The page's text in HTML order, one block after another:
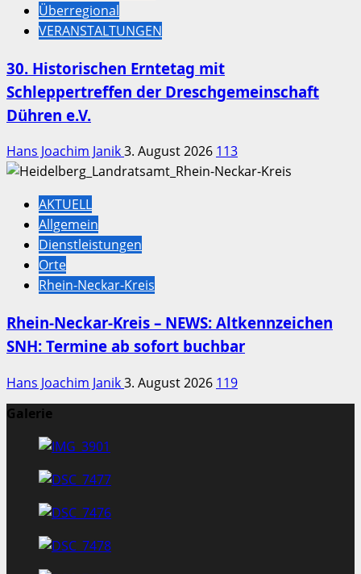
Überregional
VERANSTALTUNGEN
30. Historischen Erntetag mit
Schleppertreffen der Dreschgemeinschaft
Dühren e.V.
Hans Joachim Janik3. August 2026 113
AKTUELL
Allgemein
Dienstleistungen
Orte
Rhein-Neckar-Kreis
Rhein-Neckar-Kreis – NEWS: Altkennzeichen
SNH: Termine ab sofort buchbar
Hans Joachim Janik3. August 2026 119
Galerie